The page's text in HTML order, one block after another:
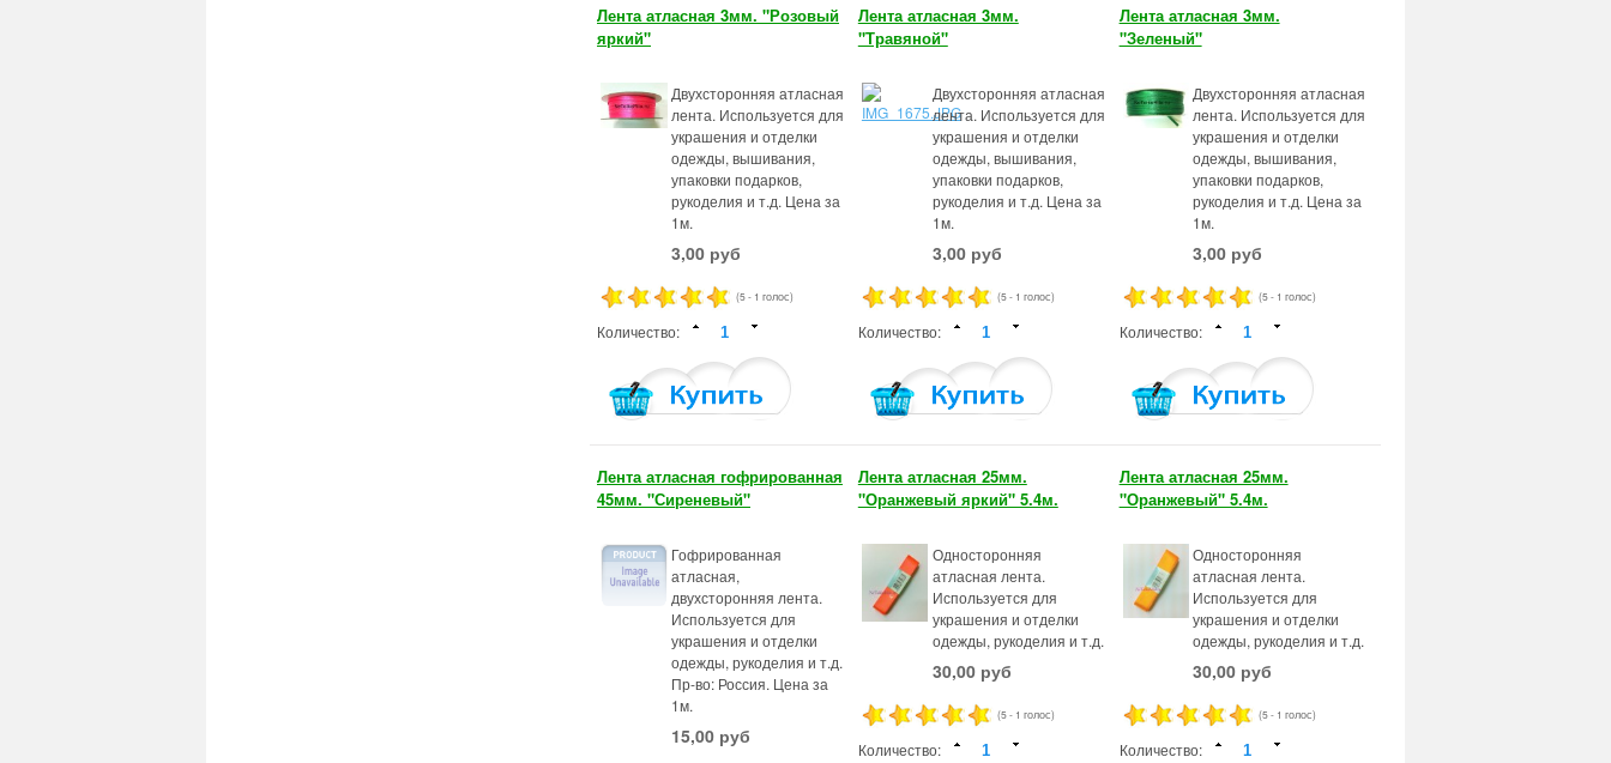
Лента атласная 3мм. "Розовый
яркий"
Двухсторонняя атласная
лента. Используется для
украшения и отделки
одежды, вышивания,
упаковки подарков,
рукоделия и т.д. Цена за
1м.
3,00 руб
(5 - 1 голос)
Количество:
Лента атласная 3мм.
"Травяной"
Двухсторонняя атласная
лента. Используется для
украшения и отделки
одежды, вышивания,
упаковки подарков,
рукоделия и т.д. Цена за
1м.
3,00 руб
(5 - 1 голос)
Количество:
Лента атласная 3мм.
"Зеленый"
Двухсторонняя атласная
лента. Используется для
украшения и отделки
одежды, вышивания,
упаковки подарков,
рукоделия и т.д. Цена за
1м.
3,00 руб
(5 - 1 голос)
Количество:
Лента атласная гофрированная
45мм. "Сиреневый"
Гофрированная
атласная,
двухсторонняя лента.
Используется для
украшения и отделки
одежды, рукоделия и т.д.
Пр-во: Россия. Цена за
1м.
15,00 руб
Лента атласная 25мм.
"Оранжевый яркий" 5.4м.
Односторонняя
атласная лента.
Используется для
украшения и отделки
одежды, рукоделия и т.д.
30,00 руб
(5 - 1 голос)
Количество:
Лента атласная 25мм.
"Оранжевый" 5.4м.
Односторонняя
атласная лента.
Используется для
украшения и отделки
одежды, рукоделия и т.д.
30,00 руб
(5 - 1 голос)
Количество: